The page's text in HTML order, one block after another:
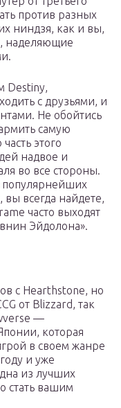
против разных
ниндзя, как и вы,
наделяющие
Destiny,
с друзьями, и
Не обойтись
самую
этого
надвое и
во все стороны.
популярнейших
вы всегда найдете,
часто выходят
Эйдолона».
с Hearthstone, но
от Blizzard, так
—
которая
в своем жанре
и уже
из лучших
стать вашим